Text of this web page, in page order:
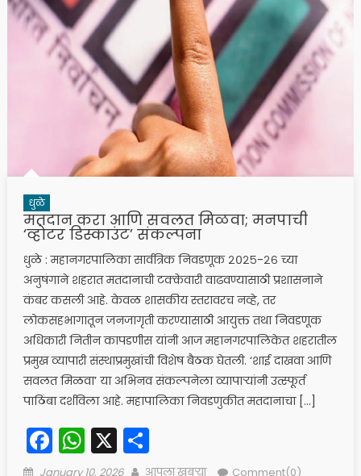
धुळे
मतदान करा आणि सवलत मिळवा; मनपाची
‘व्होटर डिस्काउंट’ संकल्पना
धुळे : महानगरपालिका सार्वत्रिक निवडणूक २०२५-२६ च्या
अनुषंगाने शहरात मतदानाची टक्केवारी वाढवण्यासाठी प्रशासनाने
कंबर कसली आहे. केवळ शासकीय स्तरावरच नव्हे, तर
लोकसहभागातून जनजागृती करण्यासाठी आयुक्त तथा निवडणूक
अधिकारी नितीन कापडणीस यांनी आज महानगरपालिकेत शहरातील
प्रमुख व्यापारी संस्थाप्रमुखांची विशेष बैठक घेतली. ‘शाई दाखवा आणि
सवलत मिळवा’ या अभिनव संकल्पनेला व्यापाऱ्यांनी उत्स्फूर्त
पाठिंबा दर्शविला आहे. महापालिका निवडणुकीत मतदानाचा […]
Facebook
WhatsApp
X Share
Posted
January 10, 2026 Author
आपला खबऱ्या Comment(0)